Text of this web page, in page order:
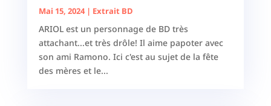
Mai 15, 2024| Extrait BD
ARIOL est un personnage de BD très
attachant...et très drôle! Il aime papoter avec
son ami Ramono. Ici c'est au sujet de la fête
des mères et le...